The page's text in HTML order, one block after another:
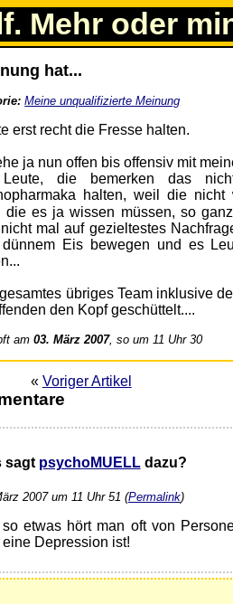
Mehr oder
hat...
Meine unqualifizierte Meinung
erst recht die Fresse halten.
ja nun offen bis offensiv mit
die bemerken das
halten, weil die
die es ja wissen müssen, so
mal auf gezieltestes
Eis bewegen und es
übriges Team inklusive
den Kopf geschüttelt....
am03. März 2007, so um 11 Uhr 30
« Voriger Artikel
sagt psychoMUELLdazu?
2007 um 11 Uhr 51 (Permalink)
etwas hört man oft von
Depression ist!